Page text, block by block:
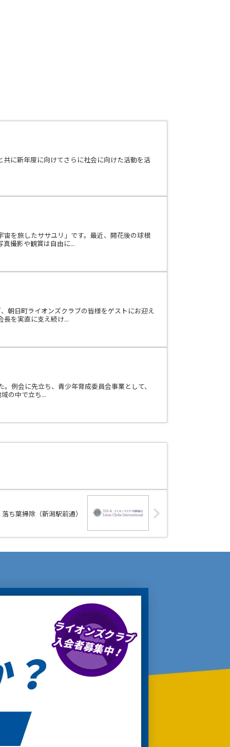
に新年度に向けてさらに社会に向けた活動を活
を旅したササユリ」です。最近、開花後の球根
撮影や観賞は自由に...
朝日町ライオンズクラブの皆様をゲストにお迎え
を実直に支え続け...
例会に先立ち、青少年育成委員会事業として、
の中で立ち...
ち葉掃除（新潟駅前通）